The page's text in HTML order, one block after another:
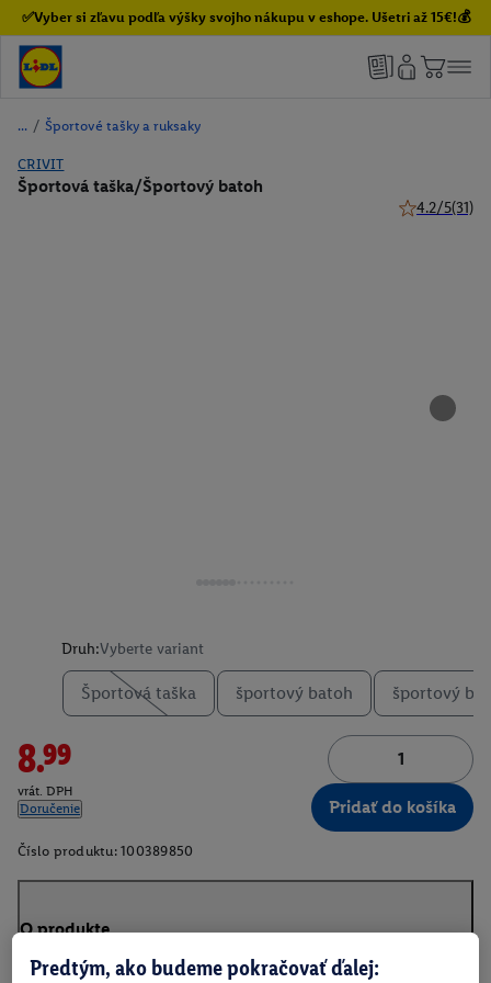
✅Vyber si zľavu podľa výšky svojho nákupu v eshope. Ušetri až 15€!💰
/ Športové tašky a ruksaky
CRIVIT
Športová taška/Športový batoh
4.2/5(31)
Druh:Vyberte variant
Športová taška športový batoh športový
8.99
vrát. DPH
Doručenie
Pridať do košíka
Číslo produktu: 100389850
O produkte
Predtým, ako budeme pokračovať ďalej: